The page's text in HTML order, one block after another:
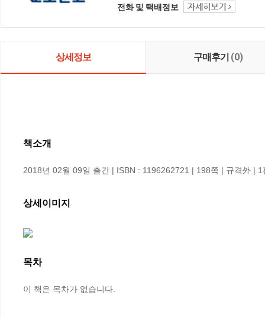
전화 및 택배정보
상세정보 구매후기 (0)
책소개
2018년 02월 09일 출간 | ISBN : 1196262721 | 198쪽 | 규격外 | 1
상세이미지
목차
이 책은 목차가 없습니다.